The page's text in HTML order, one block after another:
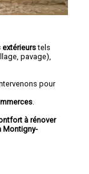
extérieurstels
pavage),
pour
à rénover
Montigny-